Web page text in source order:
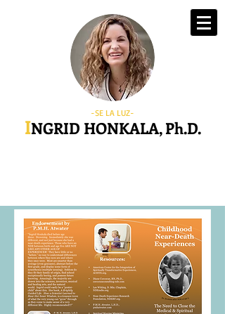
-SE LA LUZ-
INGRID HONKALA, Ph.D.